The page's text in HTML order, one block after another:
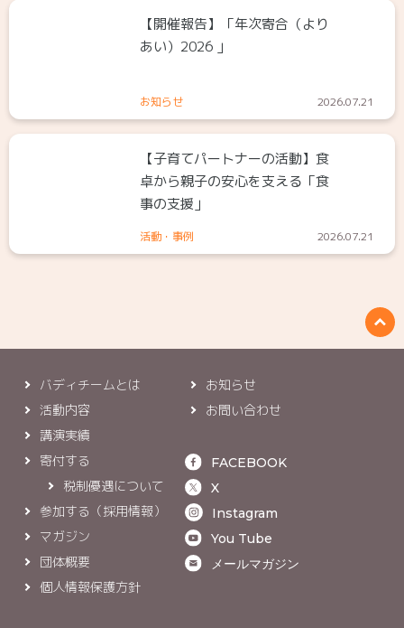
【開催報告】「年次寄合（より
あい）2026 」
お知らせ 2026.07.21
【子育てパートナーの活動】食
卓から親子の安心を支える「食
事の支援」
活動・事例 2026.07.21
バディチームとは
活動内容
講演実績
寄付する
税制優遇について
参加する（採用情報）
マガジン
団体概要
個人情報保護方針
お知らせ
お問い合わせ
FACEBOOK
X
Instagram
You Tube
メールマガジン